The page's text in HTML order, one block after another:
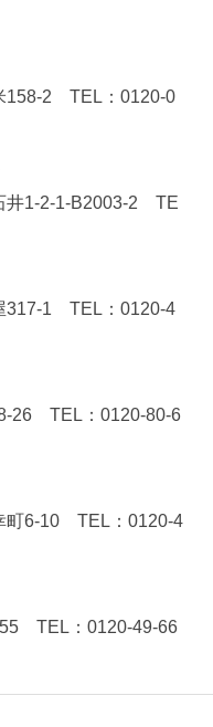
158-2 TEL：0120-0
井1-2-1-B2003-2 TE
317-1 TEL：0120-4
26 TEL：0120-80-6
町6-10 TEL：0120-4
TEL：0120-49-66